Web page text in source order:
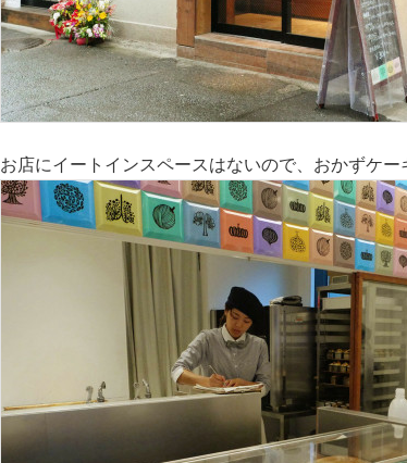
お店にイートインスペースはないので、おかずケー